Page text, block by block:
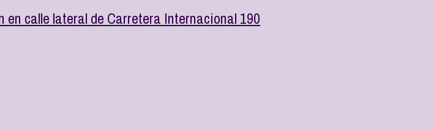
calle lateral de Carretera Internacional 190